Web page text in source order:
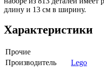
длину и 13 см в ширину.
Характеристики
Прочие
Производитель
Lego